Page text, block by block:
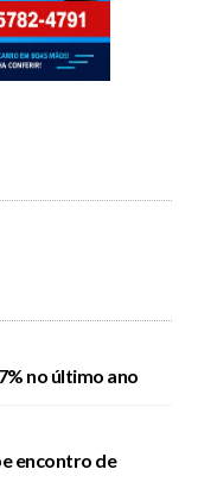
no último ano
encontro de